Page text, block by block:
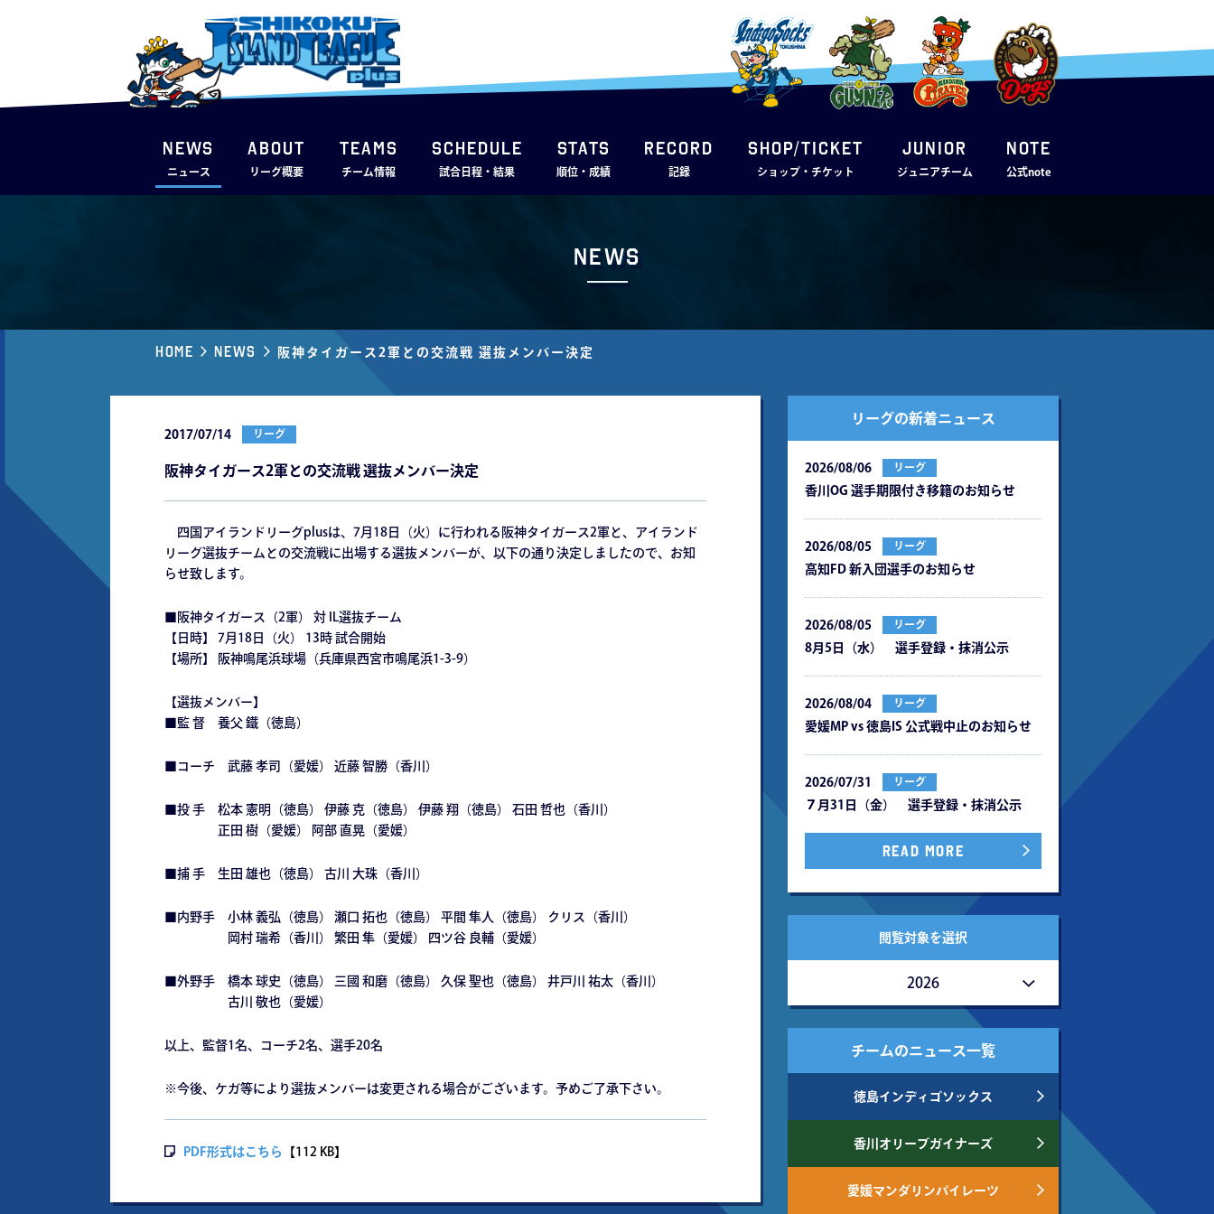
NEWS
ニュース
ABOUT
リーグ概要
TEAMS
チーム情報
SCHEDULE
試合日程・結果
STATS
順位・成績
RECORD
記録
SHOP/TICKET
ショップ・チケット
JUNIOR
ジュニアチーム
note
公式note
News
Home News 阪神タイガース2軍との交流戦 選抜メンバー決定
2017/07/14 リーグ
阪神タイガース2軍との交流戦 選抜メンバー決定
四国アイランドリーグplusは、7月18日（火）に行われる阪神タイガース2軍と、アイランド
リーグ選抜チームとの交流戦に出場する選抜メンバーが、以下の通り決定しましたので、お知
らせ致します。
■阪神タイガース（2軍） 対 IL選抜チーム
【日時】 7月18日（火） 13時 試合開始
【場所】 阪神鳴尾浜球場（兵庫県西宮市鳴尾浜1-3-9）
【選抜メンバー】
■監 督 養父 鐵（徳島）
■コーチ 武藤 孝司（愛媛） 近藤 智勝（香川）
■投 手 松本 憲明（徳島） 伊藤 克（徳島） 伊藤 翔（徳島） 石田 哲也（香川）
正田 樹（愛媛） 阿部 直晃（愛媛）
■捕 手 生田 雄也（徳島） 古川 大珠（香川）
■内野手 小林 義弘（徳島） 瀬口 拓也（徳島） 平間 隼人（徳島） クリス（香川）
岡村 瑞希（香川） 繁田 隼（愛媛） 四ツ谷 良輔（愛媛）
■外野手 橋本 球史（徳島） 三國 和磨（徳島） 久保 聖也（徳島） 井戸川 祐太（香川）
古川 敬也（愛媛）
以上、監督1名、コーチ2名、選手20名
※今後、ケガ等により選抜メンバーは変更される場合がございます。予めご了承下さい。
PDF形式はこちら 【112 KB】
リーグの新着ニュース
2026/08/06 リーグ
⾹川OG 選⼿期限付き移籍のお知らせ
2026/08/05 リーグ
⾼知FD 新⼊団選⼿のお知らせ
2026/08/05 リーグ
8月5日（水） 選手登録・抹消公示
2026/08/04 リーグ
愛媛MP vs 徳島IS 公式戦中⽌のお知らせ
2026/07/31 リーグ
７月31日（金） 選手登録・抹消公示
READ MORE
閲覧対象を選択
2026
チームのニュース一覧
徳島インディゴソックス
香川オリーブガイナーズ
愛媛マンダリンパイレーツ